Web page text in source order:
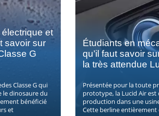
et
savoir sur
G
Classe G qui
le dinosaure du
bénéficié
et
Étudiants en
qu’il faut savoir
la très attendue
Présentée pour la toute
prototype, la Lucid Air est
production dans une
Cette berline entièrement